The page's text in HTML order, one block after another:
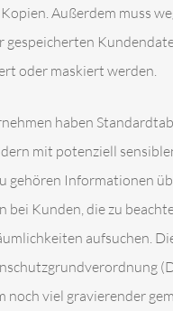
Außerdem muss
gespeicherten
oder maskiert werden.
haben
mit potenziell
gehören Informationen
bei Kunden, die zu
aufsuchen.
noch viel gravierender